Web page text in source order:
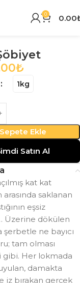
0 0.00
₺
1kg
Sepete Ekle
Satın Al
kat kat
saklanan
eşsiz
Üzerine dökülen
şerbetle ne bayıcı
tam olması
gibi. Her lokmada
damakta
iz bırakan gerçek